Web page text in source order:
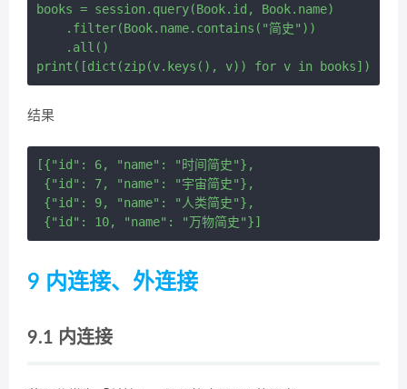
books = session.query(Book.id, Book.name)
    .filter(Book.name.contains("简史"))
    .all()
结果
[{"id": 6, "name": "时间简史"},
{"id": 7, "name": "宇宙简史"},
{"id": 9, "name": "人类简史"},
9 内连接、外连接
9.1 内连接